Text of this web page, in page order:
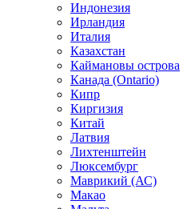
Индонезия
Ирландия
Италия
Казахстан
Каймановы острова
Канада (Ontario)
Кипр
Киргизия
Китай
Латвия
Лихтенштейн
Люксембург
Маврикий (АС)
Макао